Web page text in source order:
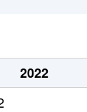
2022